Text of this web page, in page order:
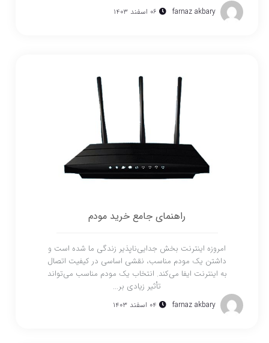
farnaz akbary ۰۶ اسفند ۱۴۰۳
راهنمای جامع خرید مودم
امروزه اینترنت بخش جدایی‌ناپذیر زندگی ما شده است و
داشتن یک مودم مناسب، نقشی اساسی در کیفیت اتصال
به اینترنت ایفا می‌کند. انتخاب یک مودم مناسب می‌تواند
تأثیر زیادی بر...
farnaz akbary ۰۴ اسفند ۱۴۰۳